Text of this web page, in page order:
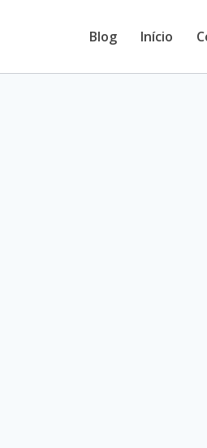
Blog Início